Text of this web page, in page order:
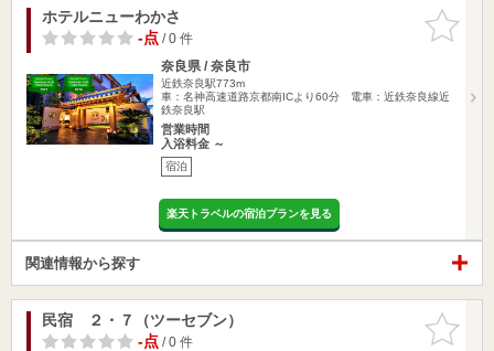
お気に入
りに追加
ホテルニューわかさ
-点/ 0 件
奈良県 / 奈良市
近鉄奈良駅773m
車：名神高速道路京都南ICより60分 電車：近鉄奈良線近
鉄奈良駅
営業時間
入浴料金 ～
宿泊
楽天トラベルの宿泊プランを見る
関連情報から探す
お気に入
りに追加
民宿 ２・７（ツーセブン）
-点/ 0 件